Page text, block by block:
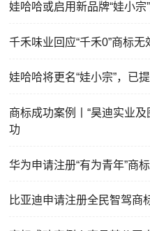
娃哈哈或启用新品牌“娃小宗
千禾味业回应“千禾0”商标无
娃哈哈将更名“娃小宗”，已
商标成功案例丨“昊迪实业
功
华为申请注册“有为青年”商标
比亚迪申请注册全民智驾商